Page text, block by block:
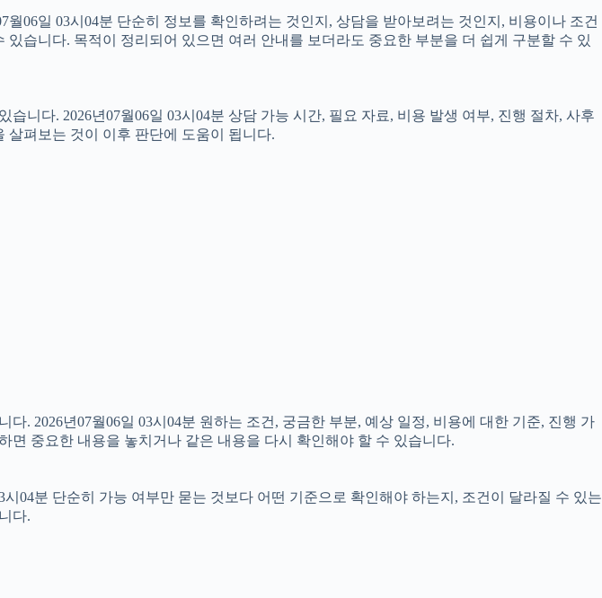
06일 03시04분 단순히 정보를 확인하려는 것인지, 상담을 받아보려는 것인지, 비용이나 조건
습니다. 목적이 정리되어 있으면 여러 안내를 보더라도 중요한 부분을 더 쉽게 구분할 수 있
니다. 2026년07월06일 03시04분 상담 가능 시간, 필요 자료, 비용 발생 여부, 진행 절차, 사후
펴보는 것이 이후 판단에 도움이 됩니다.
. 2026년07월06일 03시04분 원하는 조건, 궁금한 부분, 예상 일정, 비용에 대한 기준, 진행 가
중요한 내용을 놓치거나 같은 내용을 다시 확인해야 할 수 있습니다.
04분 단순히 가능 여부만 묻는 것보다 어떤 기준으로 확인해야 하는지, 조건이 달라질 수 있는
다.